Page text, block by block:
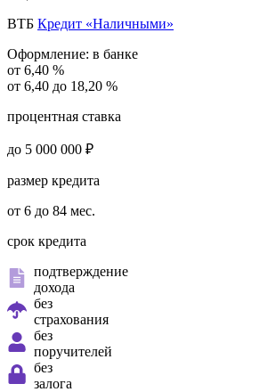
ВТБ Кредит «Наличными»
Оформление: в банке
от 6,40 %
от 6,40 до 18,20 %
процентная ставка
до 5 000 000 ₽
размер кредита
от 6 до 84 мес.
срок кредита
подтверждение
дохода
без
страхования
без
поручителей
без
залога